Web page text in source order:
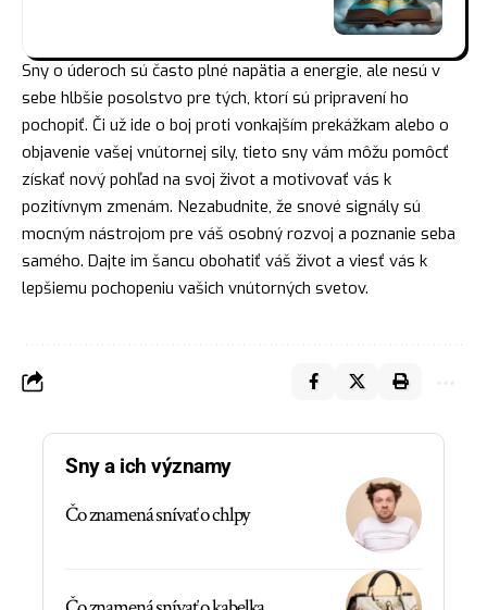
Sny o úderoch sú často plné napätia a energie, ale nesú v
sebe hlbšie posolstvo pre tých, ktorí sú pripravení ho
pochopiť. Či už ide o boj proti vonkajším prekážkam alebo o
objavenie vašej vnútornej sily, tieto sny vám môžu pomôcť
získať nový pohľad na svoj život a motivovať vás k
pozitívnym zmenám. Nezabudnite, že snové signály sú
mocným nástrojom pre váš osobný rozvoj a poznanie seba
samého. Dajte im šancu obohatiť váš život a viesť vás k
lepšiemu pochopeniu vašich vnútorných svetov.
Sny a ich významy
Čo znamená snívať o chlpy